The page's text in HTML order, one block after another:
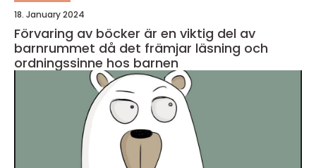
18. January 2024
Förvaring av böcker är en viktig del av
barnrummet då det främjar läsning och
ordningssinne hos barnen